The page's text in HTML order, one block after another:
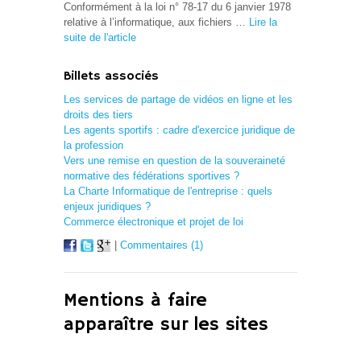
Conformément à la loi n° 78-17 du 6 janvier 1978
relative à l’informatique, aux fichiers … Lire la
suite de l'article
Billets associés
Les services de partage de vidéos en ligne et les
droits des tiers
Les agents sportifs : cadre d'exercice juridique de
la profession
Vers une remise en question de la souveraineté
normative des fédérations sportives ?
La Charte Informatique de l'entreprise : quels
enjeux juridiques ?
Commerce électronique et projet de loi
Commentaires (1)
Mentions à faire
apparaître sur les sites